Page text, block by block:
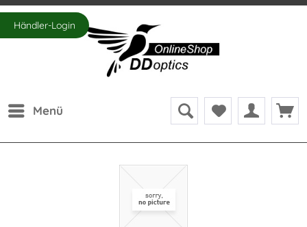
Händler-Login
Menü